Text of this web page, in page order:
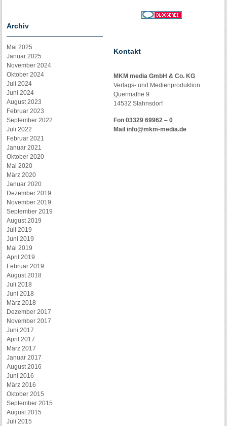
Archiv
Mai 2025
Januar 2025
November 2024
Oktober 2024
Juli 2024
Juni 2024
August 2023
Februar 2023
September 2022
Juli 2022
Februar 2021
Januar 2021
Oktober 2020
Mai 2020
März 2020
Januar 2020
Dezember 2019
November 2019
September 2019
August 2019
Juli 2019
Juni 2019
Mai 2019
April 2019
Februar 2019
August 2018
Juli 2018
Juni 2018
März 2018
Dezember 2017
November 2017
Juni 2017
April 2017
März 2017
Januar 2017
August 2016
Juni 2016
März 2016
Oktober 2015
September 2015
August 2015
Juli 2015
Kontakt
MKM media GmbH & Co. KG
Verlags- und Medienproduktion
Quermathe 9
14532 Stahnsdorf
Fon 03329 69962 – 0
Mail info@mkm-media.de